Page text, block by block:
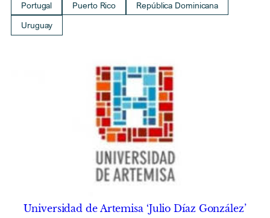
Portugal
Puerto Rico
República Dominicana
Uruguay
Universidad de Artemisa ‘Julio Díaz González’